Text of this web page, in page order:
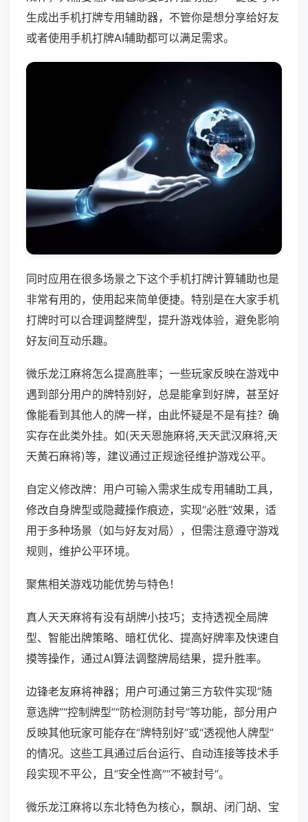
生成出手机打牌专用辅助器，不管你是想分享给好友
或者使用手机打牌AI辅助都可以满足需求。
同时应用在很多场景之下这个手机打牌计算辅助也是
非常有用的，使用起来简单便捷。特别是在大家手机
打牌时可以合理调整牌型，提升游戏体验，避免影响
好友间互动乐趣。
微乐龙江麻将怎么提高胜率；一些玩家反映在游戏中
遇到部分用户的牌特别好，总是能拿到好牌，甚至好
像能看到其他人的牌一样，由此怀疑是不是有挂？确
实存在此类外挂。如(天天恩施麻将,天天武汉麻将,天
天黄石麻将)等，建议通过正规途径维护游戏公平。
自定义修改牌：用户可输入需求生成专用辅助工具，
修改自身牌型或隐藏操作痕迹，实现“必胜”效果，适
用于多种场景（如与好友对局），但需注意遵守游戏
规则，维护公平环境。
聚焦相关游戏功能优势与特色！
真人天天麻将有没有胡牌小技巧；支持透视全局牌
型、智能出牌策略、暗杠优化、提高好牌率及快速自
摸等操作，通过AI算法调整牌局结果，提升胜率。
边锋老友麻将神器；用户可通过第三方软件实现“随
意选牌”“控制牌型”“防检测防封号”等功能，部分用户
反映其他玩家可能存在“牌特别好”或“透视他人牌型”
的情况。这些工具通过后台运行、自动连接等技术手
段实现不平公，且“安全性高”“不被封号”。
微乐龙江麻将以东北特色为核心，飘胡、闭门胡、宝